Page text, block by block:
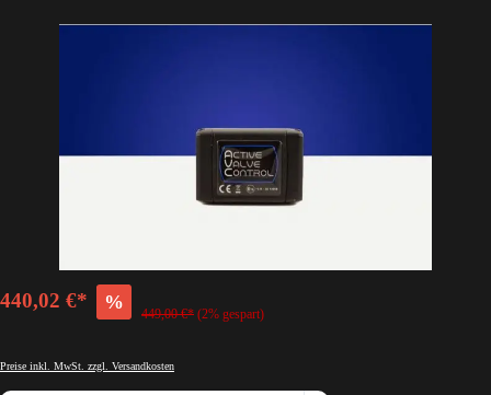
440,02 €* %
449,00 €* (2% gespart)
Preise inkl. MwSt. zzgl. Versandkosten